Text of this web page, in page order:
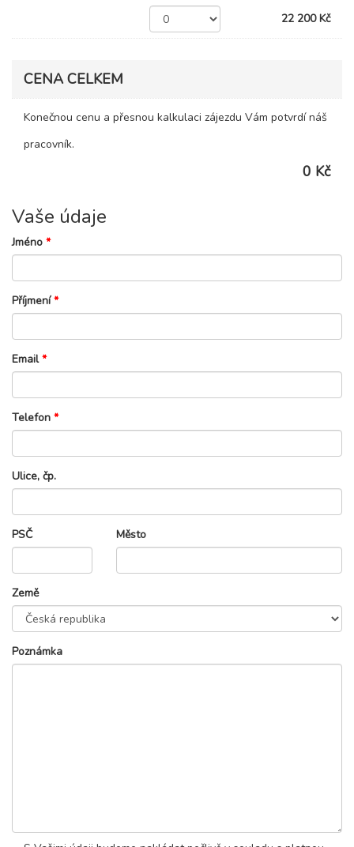
22 200 Kč
CENA CELKEM
Konečnou cenu a přesnou kalkulaci zájezdu Vám potvrdí náš
pracovník.
0 Kč
Vaše údaje
Jméno *
Příjmení*
Email*
Telefon *
Ulice, čp.
PSČ Město
Země
Poznámka